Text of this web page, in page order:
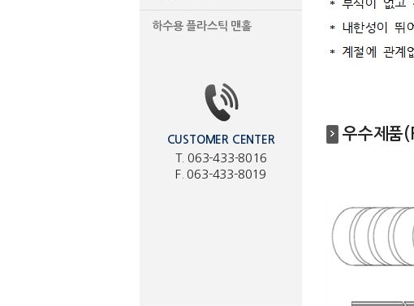
하수용 플라스틱 맨홀
CUSTOMER CENTER
T. 063-433-8016
F. 063-433-8019
우수제품